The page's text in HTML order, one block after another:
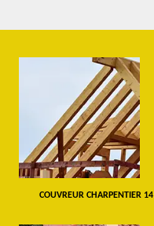
COUVREUR CHARPENTIER 14